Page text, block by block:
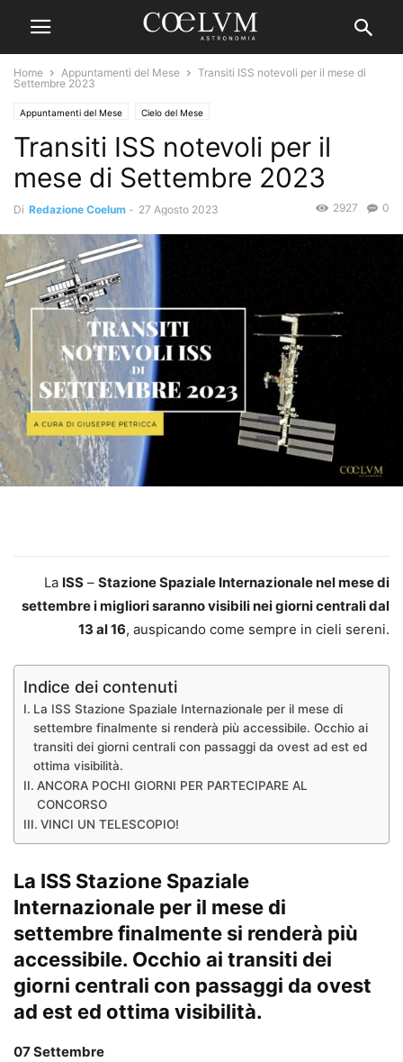
Home Appuntamenti del Mese
Transiti ISS notevoli per il mese di
Settembre 2023
Appuntamenti del Mese Cielo del Mese
Transiti ISS notevoli per il
mese di Settembre 2023
Di Redazione Coelum - 27 Agosto 2023 0
2927
La ISS – Stazione Spaziale Internazionale nel mese di
settembre i migliori saranno visibili nei giorni centrali dal
13 al 16, auspicando come sempre in cieli sereni.
Indice dei contenuti
La ISS Stazione Spaziale Internazionale per il mese di
settembre finalmente si renderà più accessibile. Occhio ai
transiti dei giorni centrali con passaggi da ovest ad est ed
ottima visibilità.
ANCORA POCHI GIORNI PER PARTECIPARE AL
CONCORSO
VINCI UN TELESCOPIO!
La ISS Stazione Spaziale
Internazionale per il mese di
settembre finalmente si renderà più
accessibile. Occhio ai transiti dei
giorni centrali con passaggi da ovest
ad est ed ottima visibilità.
07 Settembre